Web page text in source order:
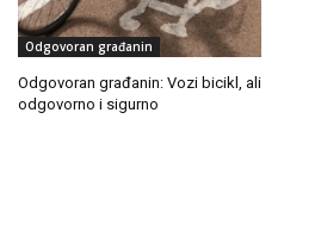
Odgovoran građanin
Odgovoran građanin: Vozi bicikl, ali
odgovorno i sigurno